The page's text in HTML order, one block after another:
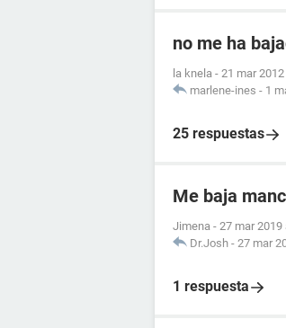
no me ha
la knela - 21 mar
marlene-ines - 1
25 respuestas
Me baja
Jimena - 27 mar 2019
Dr.Josh - 27 mar
1 respuesta